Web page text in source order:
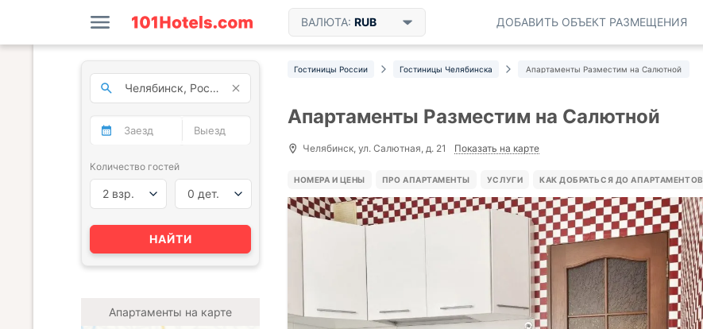
ВАЛЮТА: RUB ДОБАВИТЬ ОБЪЕКТ РАЗМЕЩЕНИЯ
Гостиницы России Гостиницы Челябинска Апартаменты Разместим на Салютной
Апартаменты Разместим на Салютной
Челябинск, ул. Салютная, д. 21 Показать на карте
НОМЕРА И ЦЕНЫ ПРО АПАРТАМЕНТЫ УСЛУГИ КАК ДОБРАТЬСЯ ДО АПАРТАМЕНТОВ
Количество гостей
2 взр. 0 дет.
НАЙТИ
Апартаменты на карте